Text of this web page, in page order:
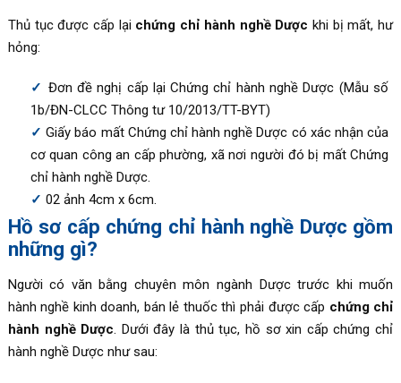
Thủ tục được cấp lại chứng chỉ hành nghề Dược khi bị mất, hư
hỏng:
Đơn đề nghị cấp lại Chứng chỉ hành nghề Dược (Mẫu số
1b/ĐN-CLCC Thông tư 10/2013/TT-BYT)
Giấy báo mất Chứng chỉ hành nghề Dược có xác nhận của
cơ quan công an cấp phường, xã nơi người đó bị mất Chứng
chỉ hành nghề Dược.
02 ảnh 4cm x 6cm.
Hồ sơ cấp chứng chỉ hành nghề Dược gồm
những gì?
Người có văn bằng chuyên môn ngành Dược trước khi muốn
hành nghề kinh doanh, bán lẻ thuốc thì phải được cấp chứng chỉ
hành nghề Dược. Dưới đây là thủ tục, hồ sơ xin cấp chứng chỉ
hành nghề Dược như sau: